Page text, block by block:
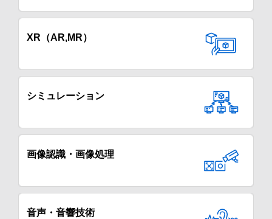
XR（AR,MR）
シミュレーション
画像認識・画像処理
音声・音響技術